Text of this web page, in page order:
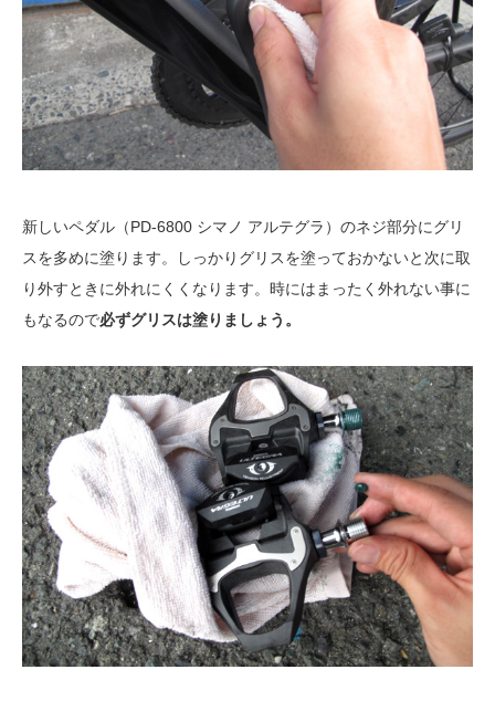
新しいペダル（PD-6800 シマノ アルテグラ）のネジ部分にグリ
スを多めに塗ります。しっかりグリスを塗っておかないと次に取
り外すときに外れにくくなります。時にはまったく外れない事に
もなるので必ずグリスは塗りましょう。